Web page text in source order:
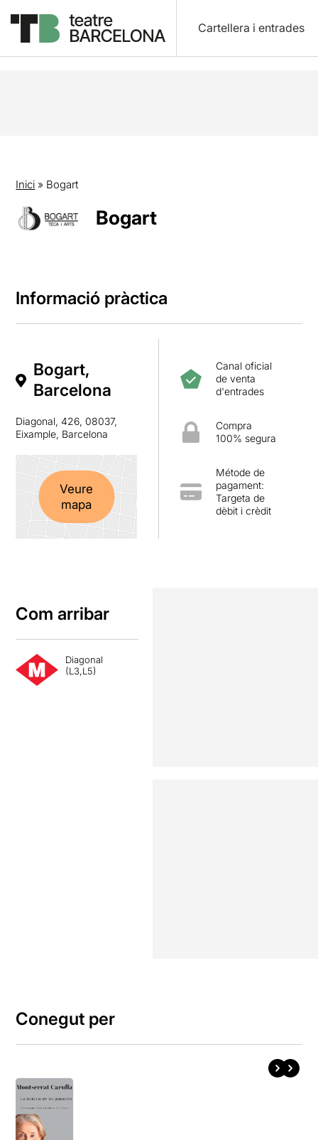
Cartellera i entrades
Inici » Bogart
Bogart
Informació pràctica
Bogart,
Barcelona
Diagonal, 426, 08037,
Eixample, Barcelona
Veure
mapa
Canal oficial
de venta
d'entrades
Compra
100% segura
Métode de
pagament:
Targeta de
dèbit i crèdit
Com arribar
Diagonal
(L3,L5)
Conegut per